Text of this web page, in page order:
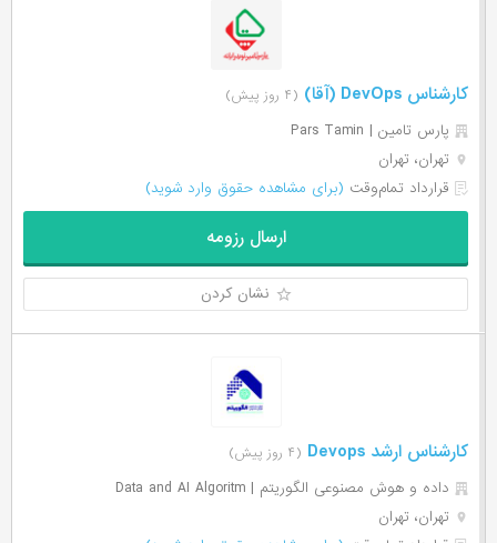
کارشناس DevOps (آقا) (۴ روز پیش)
پارس تامین | Pars Tamin
تهران، تهران
قرارداد تمام‌وقت (برای مشاهده حقوق وارد شوید)
ارسال رزومه
نشان کردن
کارشناس ارشد Devops (۴ روز پیش)
داده و هوش مصنوعی الگوریتم | Data and AI Algoritm
تهران، تهران